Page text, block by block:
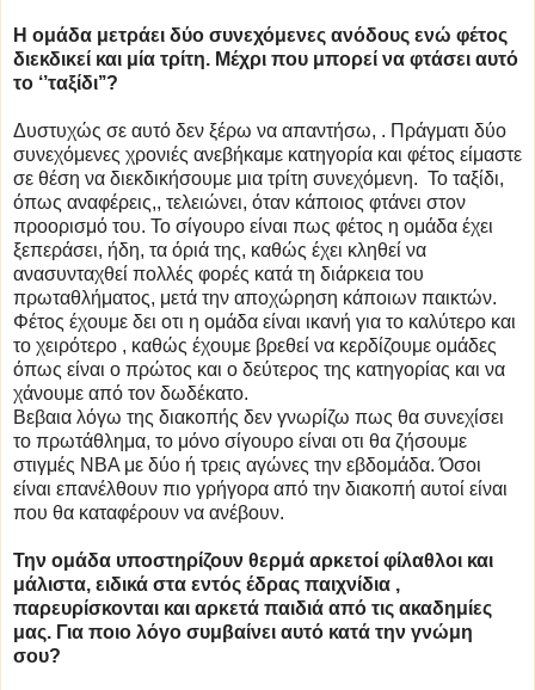
Η ομάδα μετράει δύο συνεχόμενες ανόδους ενώ φέτος
διεκδικεί και μία τρίτη. Μέχρι που μπορεί να φτάσει αυτό
το ‘’ταξίδι’’?
Δυστυχώς σε αυτό δεν ξέρω να απαντήσω, . Πράγματι δύο
συνεχόμενες χρονιές ανεβήκαμε κατηγορία και φέτος είμαστε
σε θέση να διεκδικήσουμε μια τρίτη συνεχόμενη. Το ταξίδι,
όπως αναφέρεις,, τελειώνει, όταν κάποιος φτάνει στον
προορισμό του. Το σίγουρο είναι πως φέτος η ομάδα έχει
ξεπεράσει, ήδη, τα όριά της, καθώς έχει κληθεί να
ανασυνταχθεί πολλές φορές κατά τη διάρκεια του
πρωταθλήματος, μετά την αποχώρηση κάποιων παικτών.
Φέτος έχουμε δει οτι η ομάδα είναι ικανή για το καλύτερο και
το χειρότερο , καθώς έχουμε βρεθεί να κερδίζουμε ομάδες
όπως είναι ο πρώτος και ο δεύτερος της κατηγορίας και να
χάνουμε από τον δωδέκατο.
Βεβαια λόγω της διακοπής δεν γνωρίζω πως θα συνεχίσει
το πρωτάθλημα, το μόνο σίγουρο είναι οτι θα ζήσουμε
στιγμές ΝΒΑ με δύο ή τρεις αγώνες την εβδομάδα. Όσοι
είναι επανέλθουν πιο γρήγορα από την διακοπή αυτοί είναι
που θα καταφέρουν να ανέβουν.
Την ομάδα υποστηρίζουν θερμά αρκετοί φίλαθλοι και
μάλιστα, ειδικά στα εντός έδρας παιχνίδια ,
παρευρίσκονται και αρκετά παιδιά από τις ακαδημίες
μας. Για ποιο λόγο συμβαίνει αυτό κατά την γνώμη
σου?